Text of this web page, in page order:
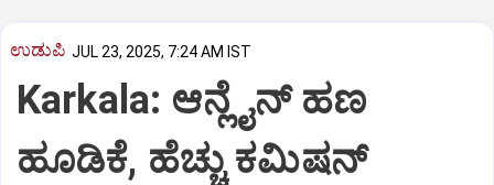
ಉಡುಪಿ JUL 23, 2025, 7:24 AM IST
Karkala: ಆನ್ಲೈನ್‌ ಹಣ
ಹೂಡಿಕೆ, ಹೆಚ್ಚು ಕಮಿಷನ್‌